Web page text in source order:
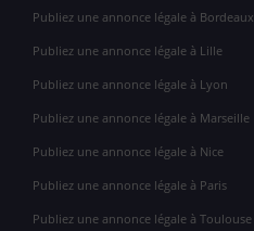
Publiez une annonce légale à Bordeaux
Publiez une annonce légale à Lille
Publiez une annonce légale à Lyon
Publiez une annonce légale à Marseille
Publiez une annonce légale à Nice
Publiez une annonce légale à Paris
Publiez une annonce légale à Toulouse